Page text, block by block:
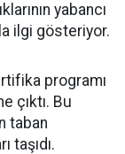
yabancı
ilgi gösteriyor.
programı
çıktı. Bu
taban
taşıdı.